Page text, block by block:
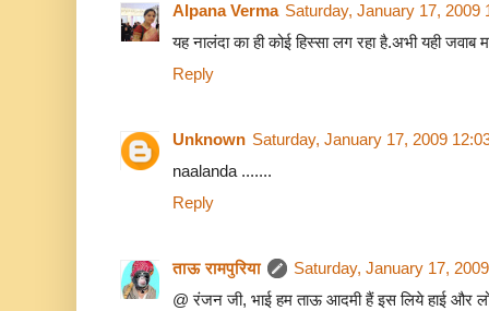
Alpana Verma Saturday, January 17, 2009
यह नालंदा का ही कोई हिस्सा लग रहा है.अभी यही जवाब
Reply
Unknown Saturday, January 17, 2009
naalanda .......
Reply
ताऊ रामपुरिया
Saturday, January 17,
@ रंजन जी, भाई हम ताऊ आदमी हैं इस लिये हाई और